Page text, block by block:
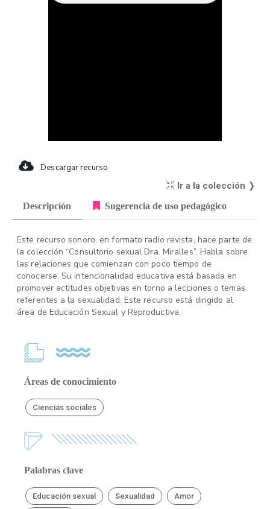
Descargar recurso
Ir a la colección ❭
Descripción Sugerencia de uso pedagógico
Este recurso sonoro, en formato radio revista, hace parte de
la colección “Consultorio sexual Dra. Miralles”. Habla sobre
las relaciones que comienzan con poco tiempo de
conocerse. Su intencionalidad educativa está basada en
promover actitudes objetivas en torno a lecciones o temas
referentes a la sexualidad. Este recurso está dirigido al
área de Educación Sexual y Reproductiva.
Áreas de conocimiento
Ciencias sociales
Palabras clave
Educación sexual Sexualidad Amor